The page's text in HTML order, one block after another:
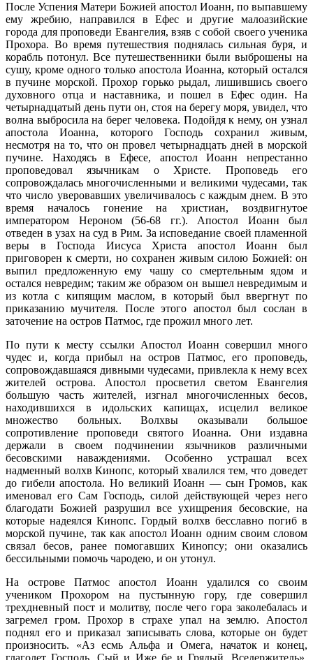
После Успения Матери Божией апостол Иоанн, по выпавшему
ему жребию, направился в Ефес и другие малоазийские
города для проповеди Евангелия, взяв с собой своего ученика
Прохора. Во время путешествия поднялась сильная буря, и
корабль потонул. Все путешественники были выброшены на
сушу, кроме одного только апостола Иоанна, который остался
в пучине морской. Прохор горько рыдал, лишившись своего
духовного отца и наставника, и пошел в Ефес один. На
четырнадцатый день пути он, стоя на берегу моря, увидел, что
волна выбросила на берег человека. Подойдя к нему, он узнал
апостола Иоанна, которого Господь сохранил живым,
несмотря на то, что он провел четырнадцать дней в морской
пучине. Находясь в Ефесе, апостол Иоанн непрестанно
проповедовал язычникам о Христе. Проповедь его
сопровождалась многочисленными и великими чудесами, так
что число уверовавших увеличивалось с каждым днем. В это
время началось гонение на христиан, воздвигнутое
императором Нероном (56-68 гг.). Апостол Иоанн был
отведен в узах на суд в Рим. За исповедание своей пламенной
веры в Господа Иисуса Христа апостол Иоанн был
приговорен к смерти, но сохранен живым силою Божией: он
выпил предложенную ему чашу со смертельным ядом и
остался невредим; таким же образом он вышел невредимым и
из котла с кипящим маслом, в который был ввергнут по
приказанию мучителя. После этого апостол был сослан в
заточение на остров Патмос, где прожил много лет.
По пути к месту ссылки Апостол Иоанн совершил много
чудес и, когда прибыл на остров Патмос, его проповедь,
сопровождавшаяся дивными чудесами, привлекла к нему всех
жителей острова. Апостол просветил светом Евангелия
большую часть жителей, изгнал многочисленных бесов,
находившихся в идольских капищах, исцелил великое
множество больных. Волхвы оказывали большое
сопротивление проповеди святого Иоанна. Они издавна
держали в своем подчинении язычников различными
бесовскими наваждениями. Особенно устрашал всех
надменный волхв Кинопс, который хвалился тем, что доведет
до гибели апостола. Но великий Иоанн — сын Громов, как
именовал его Сам Господь, силой действующей через него
благодати Божией разрушил все ухищрения бесовские, на
которые надеялся Кинопс. Гордый волхв бесславно погиб в
морской пучине, так как апостол Иоанн одним своим словом
связал бесов, ранее помогавших Кинопсу; они оказались
бессильными помочь чародею, и он утонул.
На острове Патмос апостол Иоанн удалился со своим
учеником Прохором на пустынную гору, где совершил
трехдневный пост и молитву, после чего гора заколебалась и
загремел гром. Прохор в страхе упал на землю. Апостол
поднял его и приказал записывать слова, которые он будет
произносить. «Аз есмь Альфа и Омега, начаток и конец,